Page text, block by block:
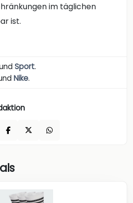
im täglichen
ist.
Sport.
Nike.